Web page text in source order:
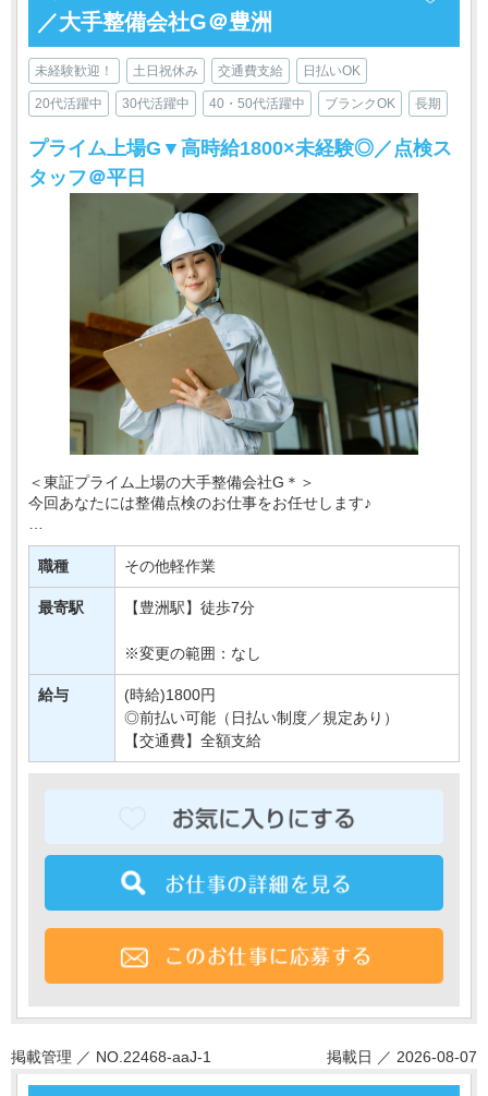
／大手整備会社G＠豊洲
未経験歓迎！ 土日祝休み 交通費支給 日払いOK
20代活躍中 30代活躍中 40・50代活躍中 ブランクOK 長期
プライム上場G▼高時給1800×未経験◎／点検ス
タッフ＠平日
＜東証プライム上場の大手整備会社G＊＞
今回あなたには整備点検のお仕事をお任せします♪
具体的には…
冷暖房や電気のON・OFFの確認や
正常な温度設定になっているかの確認など＊
職種 その他軽作業
最寄駅 【豊洲駅】徒歩7分
※変更の範囲：なし
給与
(時給)1800円
◎前払い可能（日払い制度／規定あり）
【交通費】全額支給
掲載管理 ／ NO.22468-aaJ-1 掲載日 ／ 2026-08-07